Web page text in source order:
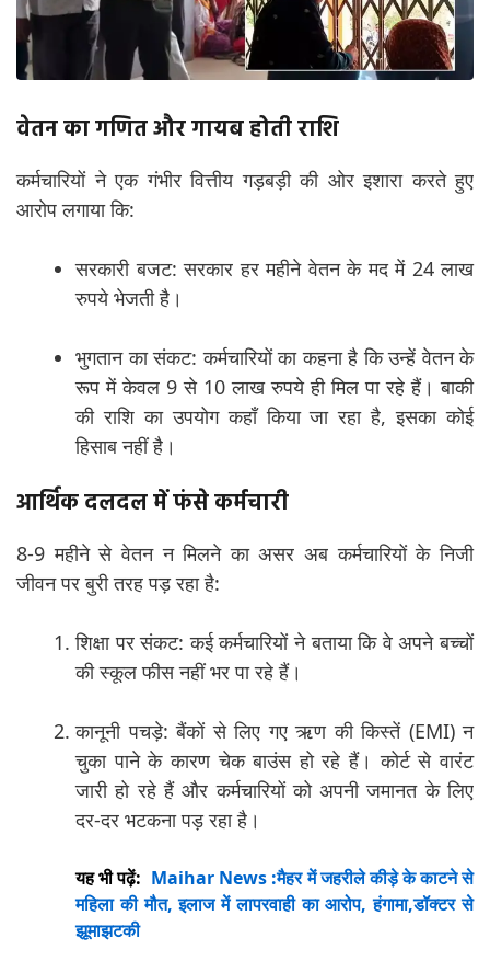
वेतन का गणित और गायब होती राशि
कर्मचारियों ने एक गंभीर वित्तीय गड़बड़ी की ओर इशारा करते हुए
आरोप लगाया कि:
सरकारी बजट: सरकार हर महीने वेतन के मद में 24 लाख
रुपये भेजती है।
भुगतान का संकट: कर्मचारियों का कहना है कि उन्हें वेतन के
रूप में केवल 9 से 10 लाख रुपये ही मिल पा रहे हैं। बाकी
की राशि का उपयोग कहाँ किया जा रहा है, इसका कोई
हिसाब नहीं है।
आर्थिक दलदल में फंसे कर्मचारी
8-9 महीने से वेतन न मिलने का असर अब कर्मचारियों के निजी
जीवन पर बुरी तरह पड़ रहा है:
शिक्षा पर संकट: कई कर्मचारियों ने बताया कि वे अपने बच्चों
की स्कूल फीस नहीं भर पा रहे हैं।
कानूनी पचड़े: बैंकों से लिए गए ऋण की किस्तें (EMI) न
चुका पाने के कारण चेक बाउंस हो रहे हैं। कोर्ट से वारंट
जारी हो रहे हैं और कर्मचारियों को अपनी जमानत के लिए
दर-दर भटकना पड़ रहा है।
यह भी पढ़ें: Maihar News :मैहर में जहरीले कीड़े के काटने से
महिला की मौत, इलाज में लापरवाही का आरोप, हंगामा,डॉक्टर से
झूमाझटकी